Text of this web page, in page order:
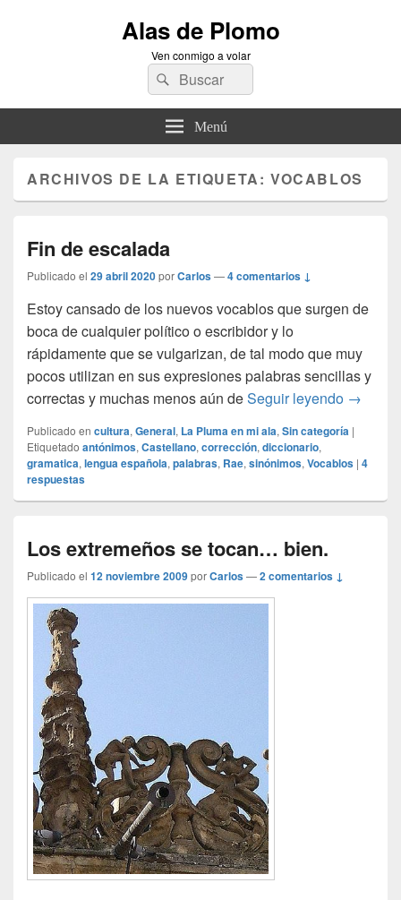
Alas de Plomo
Ven conmigo a volar
Buscar
por:
Buscar
Menú
ARCHIVOS DE LA ETIQUETA:VOCABLOS
Fin de escalada
Publicado el 29 abril 2020porCarlos—4 comentarios ↓
Estoy cansado de los nuevos vocablos que surgen de
boca de cualquier político o escribidor y lo
rápidamente que se vulgarizan, de tal modo que muy
pocos utilizan en sus expresiones palabras sencillas y
correctas y muchas menos aún deSeguir leyendo Fin de
→
Publicado en cultura, General, La Pluma en mi ala, Sin categoría |
Etiquetado antónimos, Castellano, corrección, diccionario,
gramatica, lengua española, palabras, Rae, sinónimos, Vocablos | 4
respuestas
Los extremeños se tocan… bien.
Publicado el 12 noviembre 2009porCarlos—2 comentarios ↓